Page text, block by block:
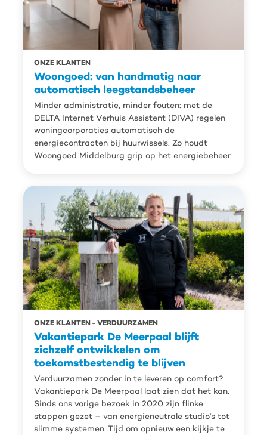
ONZE KLANTEN
Woongoed: van handmatig naar
automatisch leegstandsbeheer
Minder administratie, minder fouten: met de
DELTA Internet Verhuis Assistent (DIVA) regelen
woningcorporaties automatisch de
energiecontracten bij huurwissels. Zo houdt
Woongoed Middelburg grip op het energiebeheer.
ONZE KLANTEN VERDUURZAMEN
Vakantiepark De Meerpaal blijft
zichzelf ontwikkelen om
toekomstbestendig te blijven
Verduurzamen zonder in te leveren op comfort?
Vakantiepark De Meerpaal laat zien dat het kan.
Sinds ons vorige bezoek in 2020 zijn flinke
stappen gezet – van energieneutrale studio’s tot
slimme systemen. Tijd om opnieuw een kijkje te